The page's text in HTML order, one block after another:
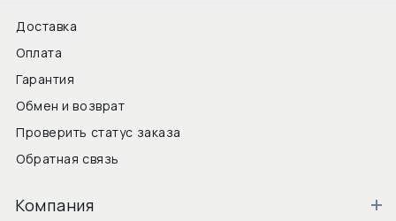
Доставка
Оплата
Гарантия
Обмен и возврат
Проверить статус заказа
Обратная связь
Компания